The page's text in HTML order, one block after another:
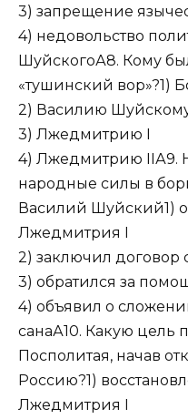
3) запрещение
4) недовольство
ШуйскогоА8. Кому
«тушинский вор»?1)
2) Василию
3) Лжедмитрию I
4) Лжедмитрию IIА9.
народные силы в
Василий Шуйский1)
Лжедмитрия I
2) заключил
3) обратился за
4) объявил о
санаА10. Какую цель
Посполитая, начав
Россию?1)
Лжедмитрия I